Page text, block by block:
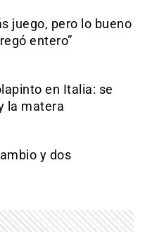
juego, pero lo bueno
entero”
en Italia: se
la matera
y dos